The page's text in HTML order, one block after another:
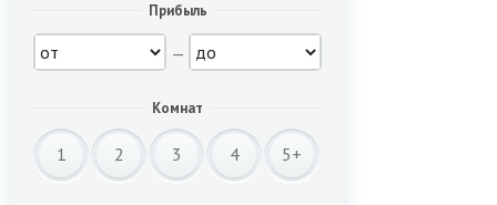
Прибыль
—
Комнат
1 2 3 4 5+